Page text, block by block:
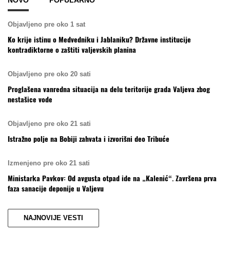
Objavljeno pre oko 1 sat
Ko krije istinu o Medvedniku i Jablaniku? Državne institucije
kontradiktorne o zaštiti valjevskih planina
Objavljeno pre oko 20 sati
Proglašena vanredna situacija na delu teritorije grada Valjeva zbog
nestašice vode
Objavljeno pre oko 21 sati
Istražno polje na Bobiji zahvata i izvorišni deo Tribuće
Izmenjeno pre oko 21 sati
Ministarka Pavkov: Od avgusta otpad ide na „Kalenić“. Završena prva
faza sanacije deponije u Valjevu
NAJNOVIJE VESTI